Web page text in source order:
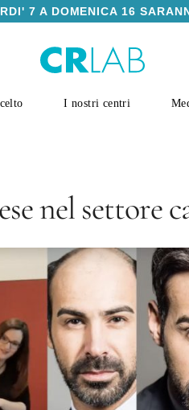
7 A DOMENICA 16
I nostri centri
nel settore